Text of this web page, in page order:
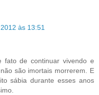
às 13:51
fato de continuar vivendo e
são imortais morrerem. E
sábia durante esses anos